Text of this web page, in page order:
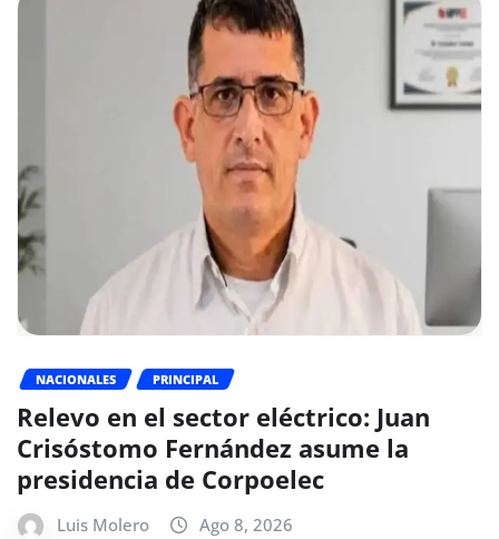
NACIONALES PRINCIPAL
Relevo en el sector eléctrico: Juan
Crisóstomo Fernández asume la
presidencia de Corpoelec
Luis Molero Ago 8, 2026